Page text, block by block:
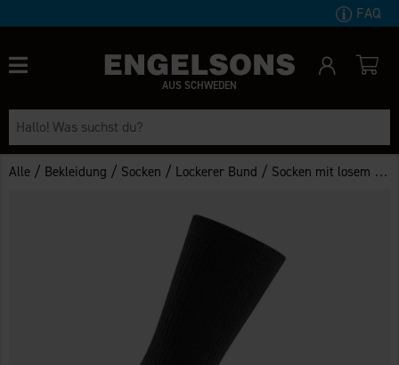
FAQ
AUS SCHWEDEN
Alle / Bekleidung / Socken / Lockerer Bund / Socken mit losem Gummibund 3er-Pack